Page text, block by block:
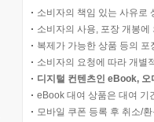
소비자의 책임 있는 사유로
소비자의 사용, 포장 개봉
복제가 가능한 상품 등의
소비자의 요청에 따라 개별
디지털 컨텐츠인 eBook,
eBook 대여 상품은 대여 기
모바일 쿠폰 등록 후 취소/